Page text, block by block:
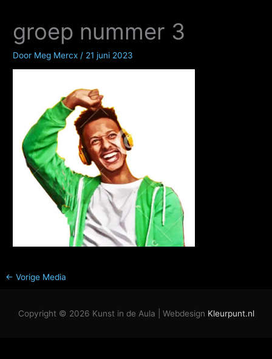
groep nummer 3
Door Meg Mercx / 21 juni 2023
← Vorige Media
Copyright © 2026 Kunst in de Aula | Webdesign Kleurpunt.nl